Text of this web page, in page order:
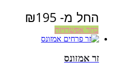
החל מ- ₪195
בחר אפשרויות
זר אמזונס